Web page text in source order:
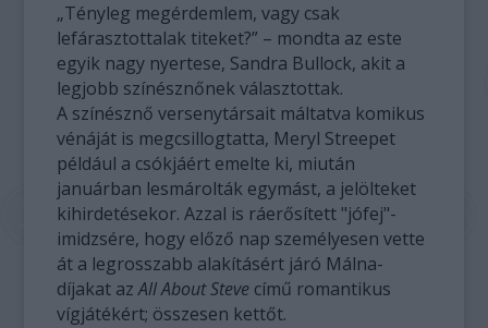
„Tényleg megérdemlem, vagy csak
lefárasztottalak titeket?” – mondta az este
egyik nagy nyertese, Sandra Bullock, akit a
legjobb színésznőnek választottak.
A színésznő versenytársait máltatva komikus
vénáját is megcsillogtatta, Meryl Streepet
például a csókjáért emelte ki, miután
januárban lesmárolták egymást, a jelölteket
kihirdetésekor. Azzal is ráerősített "jófej"-
imidzsére, hogy előző nap személyesen vette
át a legrosszabb alakításért járó Málna-
díjakat azAll About Steve című romantikus
vígjátékért; összesen kettőt.